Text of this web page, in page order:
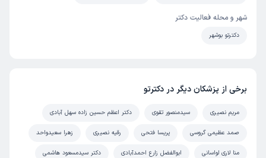
شهر و محله فعالیت دکتر
دکترتو بوشهر
برخی از پزشکان دیگر در دکترتو
مریم نصیری سیدمنصور تقوی دکتر اعظم حسین زاده سهل آبادی
صمد عظیمی گروسی پریسا فتحی رقیه نصیری زهرا سعیدواحد
منا لاری لواسانی ابوالفضل زارع احمدآبادی دکتر سیدمسعود هاشمی